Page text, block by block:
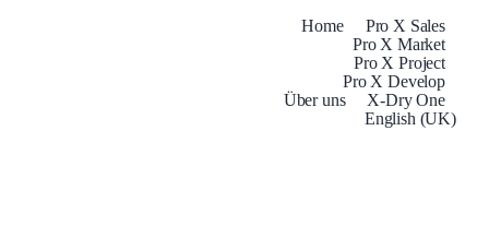
Home
Pro X Sales
Pro X Market
Pro X Project
Pro X Develop
Über uns
X-Dry One
English (UK)